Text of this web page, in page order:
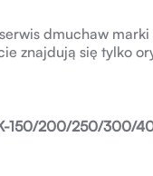
dmuchaw
znajdują się tylko
150/200/250/300/